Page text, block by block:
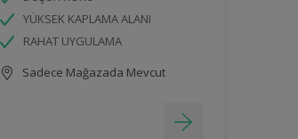
YÜKSEK KAPLAMA ALANI
RAHAT UYGULAMA
Sadece Mağazada Mevcut